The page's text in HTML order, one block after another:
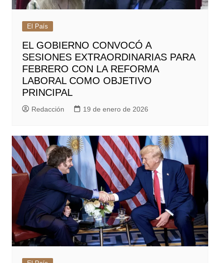
El País
EL GOBIERNO CONVOCÓ A
SESIONES EXTRAORDINARIAS PARA
FEBRERO CON LA REFORMA
LABORAL COMO OBJETIVO
PRINCIPAL
Redacción 19 de enero de 2026